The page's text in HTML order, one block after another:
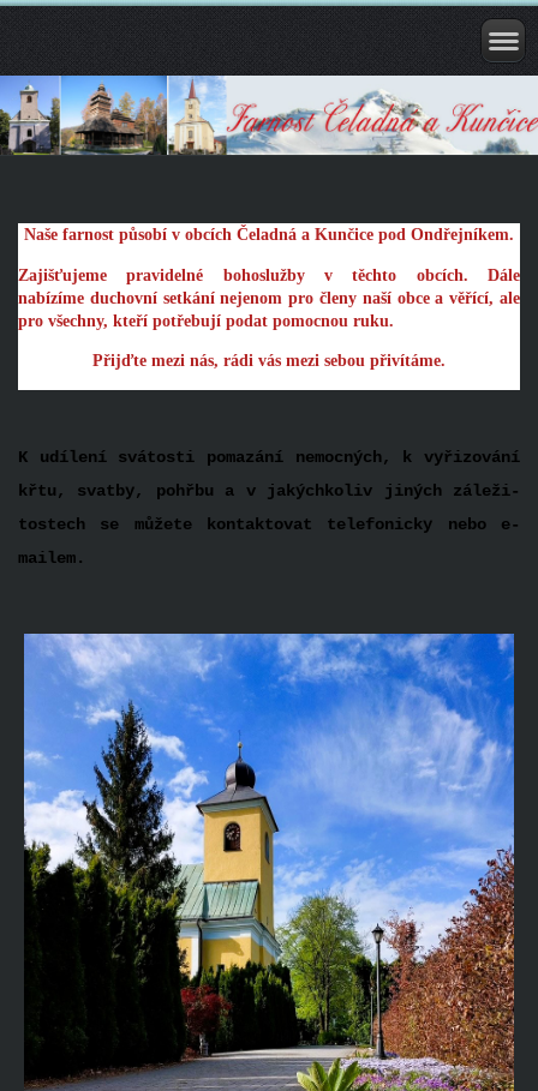
Naše farnost působí v obcích Čeladná a Kunčice pod Ondřejníkem.
Zajišťujeme pravidelné bohoslužby v těchto obcích. Dále
nabízíme duchovní setkání nejenom pro členy naší obce a věřící, ale
pro všechny, kteří potřebují podat pomocnou ruku.
Přijďte mezi nás, rádi vás mezi sebou přivítáme.
K udílení svátosti pomazání ne­mocných, k vyřizování
křtu, svatby, pohřbu a v jakýchkoliv jiných záleži­
tostech se můžete kontakto­vat telefonicky nebo e-
mailem.